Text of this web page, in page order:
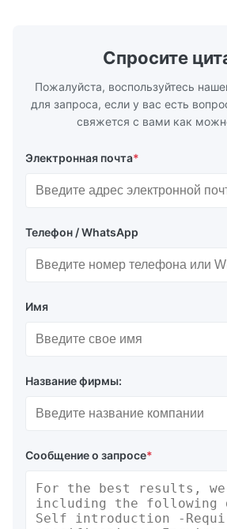
Спросите
Пожалуйста, воспользуйтесь
для запроса, если у вас есть
свяжется с вами как
Электронная почта*
Телефон / WhatsApp
Имя
Название фирмы:
Сообщение о запросе*